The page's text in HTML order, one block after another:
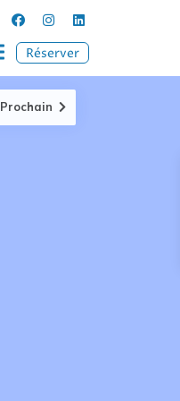
Réserver
Prochain